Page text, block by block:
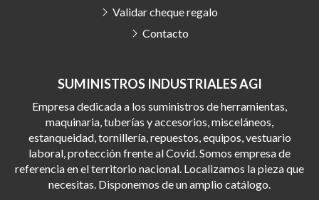
SUMINISTROS INDUSTRIALES AGI
Empresa dedicada a los suministros de herramientas,
maquinaria, tuberías y accesorios, misceláneos,
estanqueidad, tornillería, repuestos, equipos, vestuario
laboral, protección frente al Covid. Somos empresa de
referencia en el territorio nacional. Localizamos la pieza que
necesitas. Disponemos de un amplio catálogo.
Validar cheque regalo
Contacto